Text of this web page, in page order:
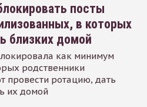
посты
в которых
близких домой
как минимум
родственники
провести ротацию, дать
их домой